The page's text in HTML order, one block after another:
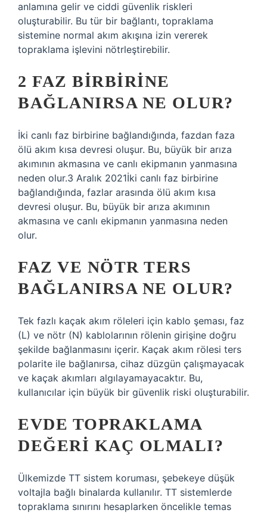
anlamına gelir ve ciddi güvenlik riskleri
oluşturabilir. Bu tür bir bağlantı, topraklama
sistemine normal akım akışına izin vererek
topraklama işlevini nötrleştirebilir.
2 FAZ BIRBIRINE
BAĞLANIRSA NE OLUR?
İki canlı faz birbirine bağlandığında, fazdan faza
ölü akım kısa devresi oluşur. Bu, büyük bir arıza
akımının akmasına ve canlı ekipmanın yanmasına
neden olur.3 Aralık 2021İki canlı faz birbirine
bağlandığında, fazlar arasında ölü akım kısa
devresi oluşur. Bu, büyük bir arıza akımının
akmasına ve canlı ekipmanın yanmasına neden
olur.
FAZ VE NÖTR TERS
BAĞLANIRSA NE OLUR?
Tek fazlı kaçak akım röleleri için kablo şeması, faz
(L) ve nötr (N) kablolarının rölenin girişine doğru
şekilde bağlanmasını içerir. Kaçak akım rölesi ters
polarite ile bağlanırsa, cihaz düzgün çalışmayacak
ve kaçak akımları algılayamayacaktır. Bu,
kullanıcılar için büyük bir güvenlik riski oluşturabilir.
EVDE TOPRAKLAMA
DEĞERI KAÇ OLMALI?
Ülkemizde TT sistem koruması, şebekeye düşük
voltajla bağlı binalarda kullanılır. TT sistemlerde
topraklama sınırını hesaplarken öncelikle temas